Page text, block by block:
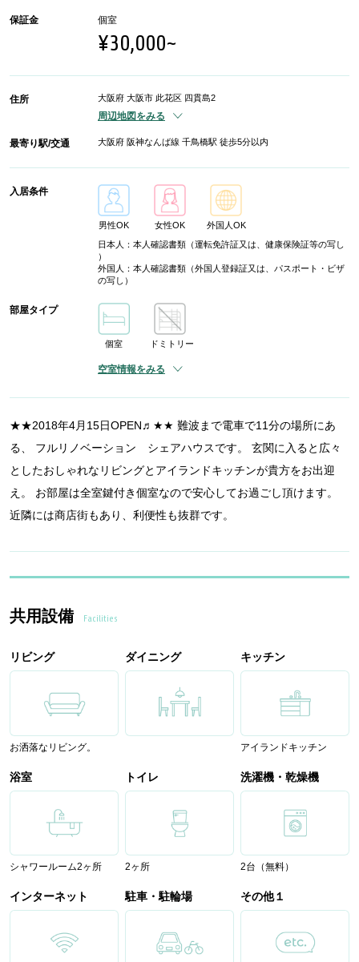
保証金 個室
¥30,000~
住所 大阪府 大阪市 此花区 四貫島2
周辺地図をみる
最寄り駅/交通 大阪府 阪神なんば線 千鳥橋駅 徒歩5分以内
入居条件
男性OK 女性OK
外国人OK
日本人：本人確認書類（運転免許証又は、健康保険証等の写し
）
外国人：本人確認書類（外国人登録証又は、パスポート・ビザ
の写し）
部屋タイプ
個室 ドミトリー
空室情報をみる
★★2018年4月15日OPEN♬★★ 難波まで電車で11分の場所にあ
る、 フルリノベーション シェアハウスです。 玄関に入ると広々
としたおしゃれなリビングとアイランドキッチンが貴方をお出迎
え。 お部屋は全室鍵付き個室なので安心してお過ごし頂けます。
近隣には商店街もあり、利便性も抜群です。
共用設備 Facilities
リビング
お洒落なリビング。
ダイニング キッチン
アイランドキッチン
浴室
シャワールーム2ヶ所
トイレ
2ヶ所
洗濯機・乾燥機
2台（無料）
インターネット 駐車・駐輪場 その他１